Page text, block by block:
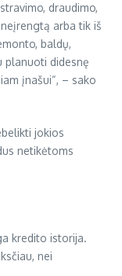
draudimo,
arba tik iš
baldų,
planuoti didesnę
įnašui“, – sako
jokios
netikėtoms
kredito istorija.
nei